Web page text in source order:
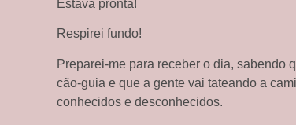
Estava pronta!
Respirei fundo!
Preparei-me para receber o dia, sabendo
cão-guia e que a gente vai tateando a
conhecidos e desconhecidos.